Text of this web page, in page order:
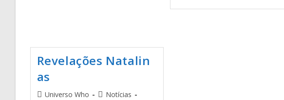
Revelações Natalin
as
Universo Who
Notícias